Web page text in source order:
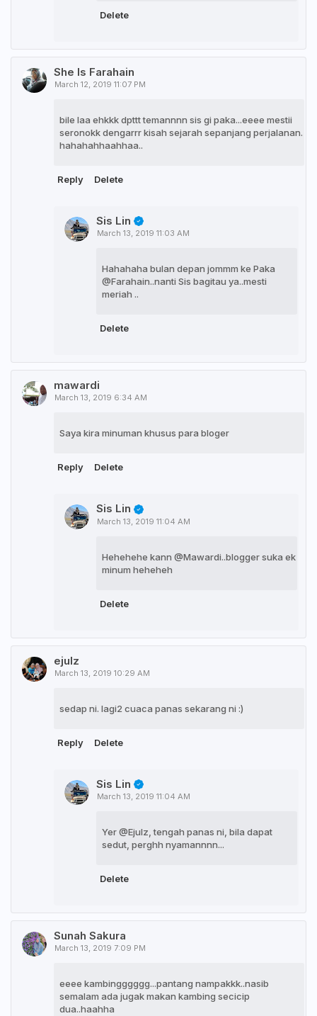
Delete
She Is Farahain
March 12, 2019 11:07 PM
bile laa ehkkk dpttt temannnn sis gi paka...eeee mestii
seronokk dengarrr kisah sejarah sepanjang perjalanan.
hahahahhaahhaa..
Reply Delete
Sis Lin
March 13, 2019 11:03 AM
Hahahaha bulan depan jommm ke Paka
@Farahain..nanti Sis bagitau ya..mesti
meriah ..
Delete
mawardi
March 13, 2019 6:34 AM
Saya kira minuman khusus para bloger
Reply Delete
Sis Lin
March 13, 2019 11:04 AM
Hehehehe kann @Mawardi..blogger suka ek
minum heheheh
Delete
ejulz
March 13, 2019 10:29 AM
sedap ni. lagi2 cuaca panas sekarang ni :)
Reply Delete
Sis Lin
March 13, 2019 11:04 AM
Yer @Ejulz, tengah panas ni, bila dapat
sedut, perghh nyamannnn...
Delete
Sunah Sakura
March 13, 2019 7:09 PM
eeee kambingggggg...pantang nampakkk..nasib
semalam ada jugak makan kambing secicip
dua..haahha